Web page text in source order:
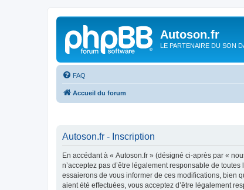
Autoson.fr
LE PARTENAIRE DU SON
FAQ
Accueil du forum
Autoson.fr - Inscription
En accédant à « Autoson.fr » (désigné ci-après par «
n’acceptez pas d’être légalement responsable de
essaierons de vous informer de ces modifications, bien
aient été effectuées, vous acceptez d’être légalement